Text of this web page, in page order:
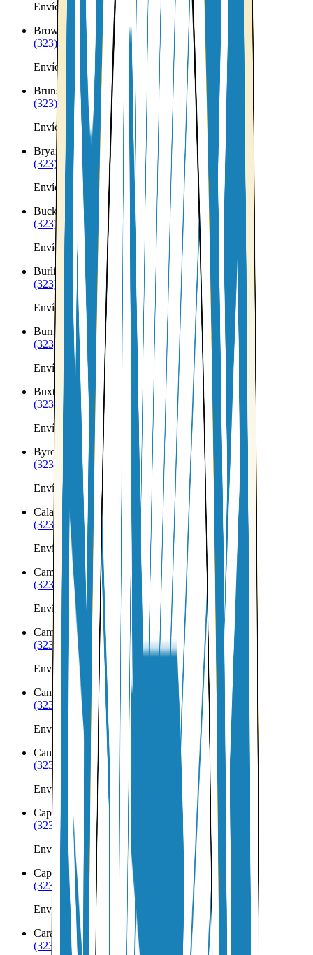
Envíos a Nicaragua desde Brownfield
Brownville
ME
(323) 953-8100
Envíos a Nicaragua desde Brownville
Brunswick ME
(323) 953-8100
Envíos a Nicaragua desde Brunswick
Bryant Pond
ME
(323) 953-8100
Envíos a Nicaragua desde Bryant Pond
Bucksport
ME
(323) 953-8100
Envíos a Nicaragua desde Bucksport
Burlington
ME
(323) 953-8100
Envíos a Nicaragua desde Burlington
Burnham ME
(323) 953-8100
Envíos a Nicaragua desde Burnham
Buxton
ME
(323) 953-8100
Envíos a Nicaragua desde Buxton
Byron
(323) 953-8100
Envíos a Nicaragua desde Byron
Calais
ME
(323) 953-8100
Envíos a Nicaragua desde Calais
Cambridge
ME
(323) 953-8100
Envíos a Nicaragua desde Cambridge
Camden
ME
(323) 953-8100
Envíos a Nicaragua desde Camden
Canaan
ME
(323) 953-8100
Envíos a Nicaragua desde Canaan
Canton
(323) 953-8100
Envíos a Nicaragua desde Canton
Cape Elizabeth
(323) 953-8100
Envíos a Nicaragua desde Cape Elizabeth
Cape Neddick
(323) 953-8100
Envíos a Nicaragua desde Cape Neddick
Caratunk ME
(323) 953-8100